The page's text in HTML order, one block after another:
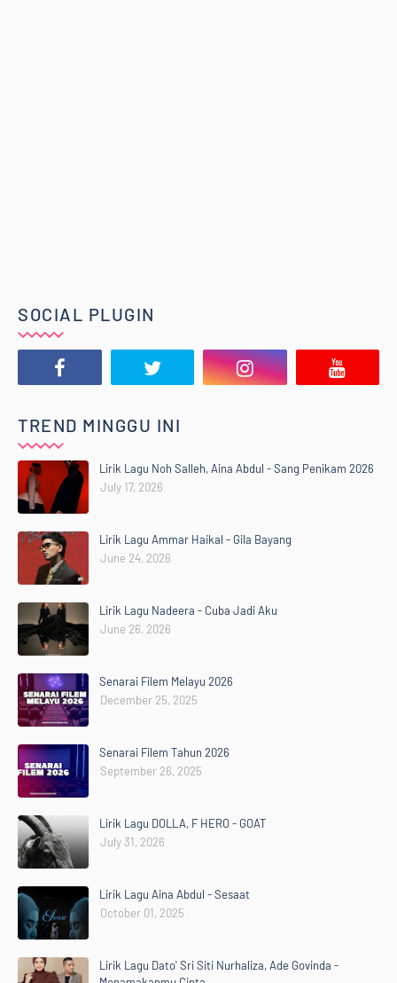
SOCIAL PLUGIN
TREND MINGGU INI
Lirik Lagu Noh Salleh, Aina Abdul - Sang Penikam 2026
July 17, 2026
Lirik Lagu Ammar Haikal - Gila Bayang
June 24, 2026
Lirik Lagu Nadeera - Cuba Jadi Aku
June 26, 2026
Senarai Filem Melayu 2026
December 25, 2025
Senarai Filem Tahun 2026
September 26, 2025
Lirik Lagu DOLLA, F HERO - GOAT
July 31, 2026
Lirik Lagu Aina Abdul - Sesaat
October 01, 2025
Lirik Lagu Dato' Sri Siti Nurhaliza, Ade Govinda -